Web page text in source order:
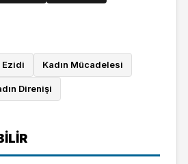
Ezidi Kadın Mücadelesi
Direnişi